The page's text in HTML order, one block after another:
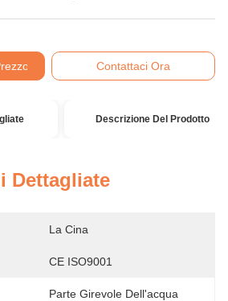
Contattaci Ora
Descrizione Del Prodotto
Dettagliate
La Cina
CE ISO9001
Parte Girevole Dell'acqua